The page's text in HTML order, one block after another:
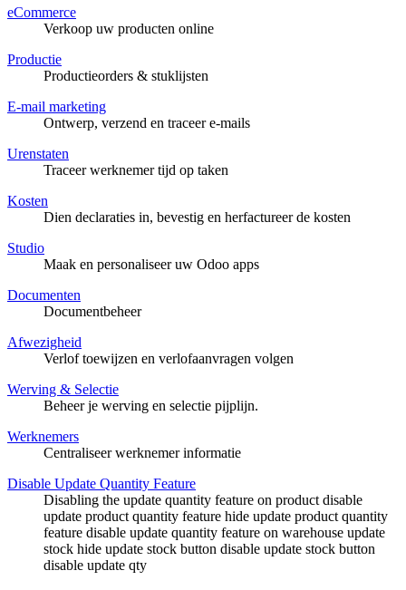
eCommerce
Verkoop uw producten online
Productie
Productieorders & stuklijsten
E-mail marketing
Ontwerp, verzend en traceer e-mails
Urenstaten
Traceer werknemer tijd op taken
Kosten
Dien declaraties in, bevestig en herfactureer de kosten
Studio
Maak en personaliseer uw Odoo apps
Documenten
Documentbeheer
Afwezigheid
Verlof toewijzen en verlofaanvragen volgen
Werving & Selectie
Beheer je werving en selectie pijplijn.
Werknemers
Centraliseer werknemer informatie
Disable Update Quantity Feature
Disabling the update quantity feature on product disable
update product quantity feature hide update product quantity
feature disable update quantity feature on warehouse update
stock hide update stock button disable update stock button
disable update qty